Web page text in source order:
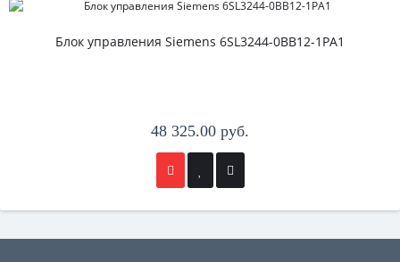
Блок управления Siemens 6SL3244-0BB12-1PA1
48 325.00 руб.